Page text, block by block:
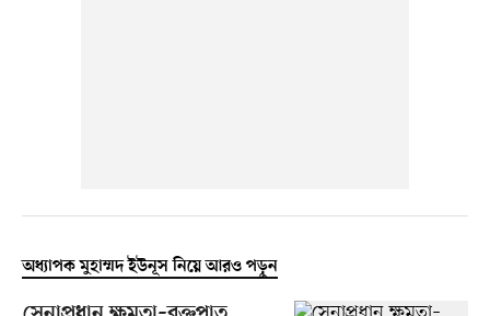
অধ্যাপক মুহাম্মদ ইউনূস নিয়ে আরও পড়ুন